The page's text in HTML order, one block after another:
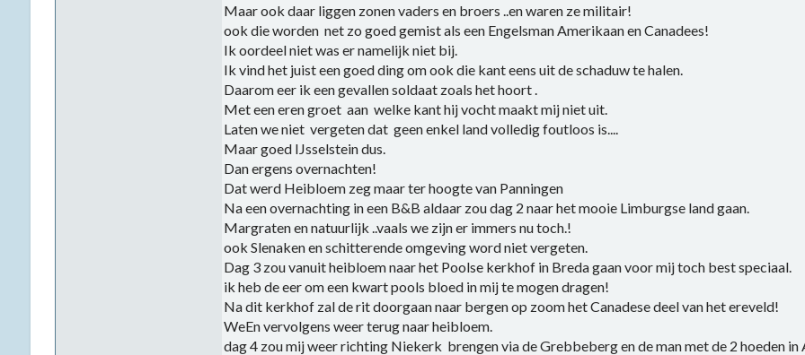
Maar ook daar liggen zonen vaders en broers ..en waren ze militair!
ook die worden net zo goed gemist als een Engelsman Amerikaan en Canadees!
Ik oordeel niet was er namelijk niet bij.
Ik vind het juist een goed ding om ook die kant eens uit de schaduw te halen.
Daarom eer ik een gevallen soldaat zoals het hoort .
Met een eren groet aan welke kant hij vocht maakt mij niet uit.
Laten we niet vergeten dat geen enkel land volledig foutloos is....
Maar goed IJsselstein dus.
Dan ergens overnachten!
Dat werd Heibloem zeg maar ter hoogte van Panningen
Na een overnachting in een B&B aldaar zou dag 2 naar het mooie Limburgse land gaan.
Margraten en natuurlijk ..vaals we zijn er immers nu toch.!
ook Slenaken en schitterende omgeving word niet vergeten.
Dag 3 zou vanuit heibloem naar het Poolse kerkhof in Breda gaan voor mij toch best speciaal.
ik heb de eer om een kwart pools bloed in mij te mogen dragen!
Na dit kerkhof zal de rit doorgaan naar bergen op zoom het Canadese deel van het ereveld!
WeEn vervolgens weer terug naar heibloem.
dag 4 zou mij weer richting Niekerk brengen via de Grebbeberg en de man met de 2 hoeden in